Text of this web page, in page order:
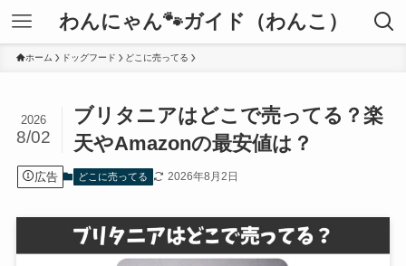
わんにゃん🐾ガイド（わんこ）
ホーム ドッグフード どこに売ってる
ブリタニアはどこで売ってる？楽
天やAmazonの最安値は？
2026
8/02
広告 どこに売ってる 2026年8月2日